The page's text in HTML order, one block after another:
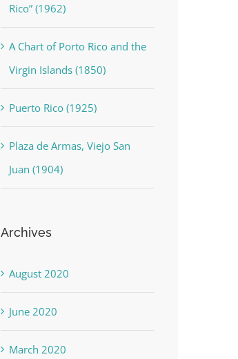
Rico” (1962)
A Chart of Porto Rico and the
Virgin Islands (1850)
Puerto Rico (1925)
Plaza de Armas, Viejo San
Juan (1904)
Archives
August 2020
June 2020
March 2020